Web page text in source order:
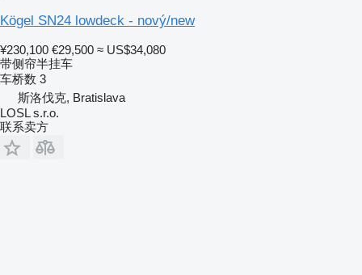
Kögel SN24 lowdeck - nový/new
¥230,100 €29,500 ≈ US$34,080
带侧帘半挂车
车桥数 3
斯洛伐克, Bratislava
LOSL s.r.o.
联系卖方